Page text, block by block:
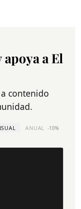
a El
contenido
ANUAL -10%